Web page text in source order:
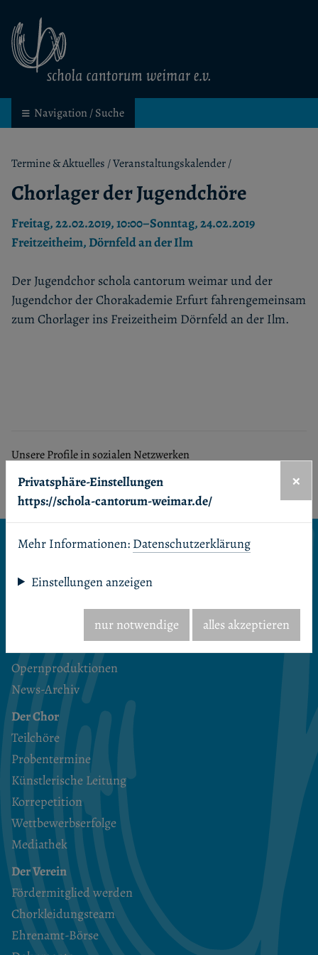
schola cantorum weimar
Navigation / Suche
Termine & Aktuelles /Veranstaltungskalender/
Chorlager der Jugendchöre
Freitag, 22.02.2019, 10:00–Sonntag, 24.02.2019
Freitzeitheim, Dörnfeld an der Ilm
Der Jugendchor schola cantorum weimar und der
Jugendchor der Chorakademie Erfurt fahrengemeinsam
zum Chorlager ins Freizeitheim Dörnfeld an der Ilm.
Unsere Profile in sozialen Netzwerken
Facebook
Youtube
Seitenanfang
Startseite
Veranstaltungskalender
Proben (interner Kalender)
Opernproduktionen
News-Archiv
Der Chor
Teilchöre
Probentermine
Künstlerische Leitung
Korrepetition
Wettbewerbserfolge
Mediathek
Der Verein
Fördermitglied werden
Chorkleidungsteam
Ehrenamt-Börse
Privatsphäre-Einstellungen
https://schola-cantorum-weimar.de/
×
Mehr Informationen: Datenschutzerklärung
Einstellungen anzeigen
nur notwendige alles akzeptieren